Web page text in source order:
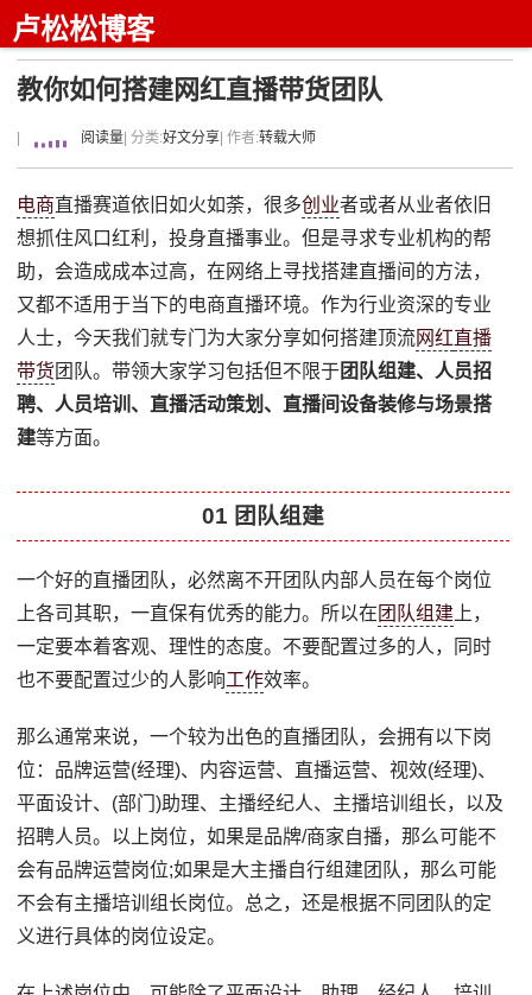
卢松松博客
教你如何搭建网红直播带货团队
阅读量 | 分类:好文分享 | 作者:转载大师
电商直播赛道依旧如火如荼，很多创业者或者从业者依旧
想抓住风口红利，投身直播事业。但是寻求专业机构的帮
助，会造成成本过高，在网络上寻找搭建直播间的方法，
又都不适用于当下的电商直播环境。作为行业资深的专业
人士，今天我们就专门为大家分享如何搭建顶流网红直播
带货 团队。带领大家学习包括但不限于团队组建、人员招
聘、人员培训、直播活动策划、直播间设备装修与场景搭
建等方面。
01 团队组建
一个好的直播团队，必然离不开团队内部人员在每个岗位
上各司其职，一直保有优秀的能力。所以在 团队组建 上，
一定要本着客观、理性的态度。不要配置过多的人，同时
也不要配置过少的人影响工作效率。
那么通常来说，一个较为出色的直播团队，会拥有以下岗
位：品牌运营(经理)、内容运营、直播运营、视效(经理)、
平面设计、(部门)助理、主播经纪人、主播培训组长，以及
招聘人员。以上岗位，如果是品牌/商家自播，那么可能不
会有品牌运营岗位;如果是大主播自行组建团队，那么可能
不会有主播培训组长岗位。总之，还是根据不同团队的定
义进行具体的岗位设定。